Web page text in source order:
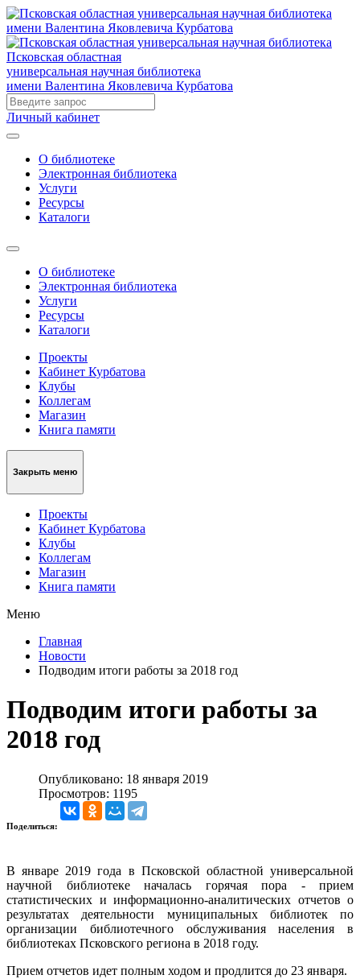
Псковская областная
универсальная научная библиотека
имени Валентина Яковлевича Курбатова
Личный кабинет
О библиотеке
Электронная библиотека
Услуги
Ресурсы
Каталоги
О библиотеке
Электронная библиотека
Услуги
Ресурсы
Каталоги
Проекты
Кабинет Курбатова
Клубы
Коллегам
Магазин
Книга памяти
Закрыть меню
Проекты
Кабинет Курбатова
Клубы
Коллегам
Магазин
Книга памяти
Меню
Главная
Новости
Подводим итоги работы за 2018 год
Подводим итоги работы за
2018 год
Опубликовано: 18 января 2019
Просмотров: 1195
Поделиться:
В январе 2019 года в Псковской областной универсальной
научной библиотеке началась горячая пора - прием
статистических и информационно-аналитических отчетов о
результатах деятельности муниципальных библиотек по
организации библиотечного обслуживания населения в
библиотеках Псковского региона в 2018 году.
Прием отчетов идет полным ходом и продлится до 23 января.